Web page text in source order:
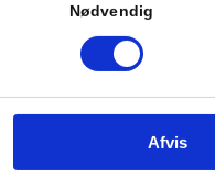
Nødvendig
Afvis